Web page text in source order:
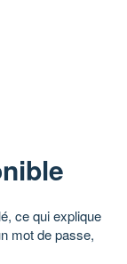
ce qui explique
mot de passe,